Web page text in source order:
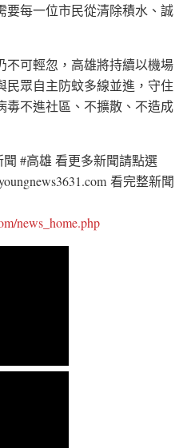
要每一位市民從清除積水、誠
不可輕忽，高雄將持續以機場
民眾自主防蚊多線並進，守住
毒不進社區、不擴散、不造成
聞 #高雄 看更多新聞請點選
看完整新聞
news_home.php